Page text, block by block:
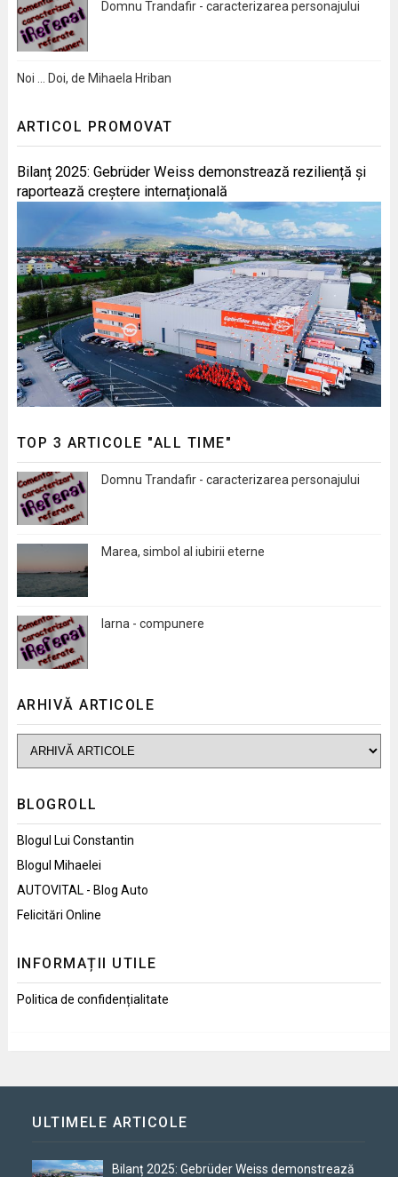
Domnu Trandafir - caracterizarea personajului
Noi … Doi, de Mihaela Hriban
ARTICOL PROMOVAT
Bilanț 2025: Gebrüder Weiss demonstrează reziliență și
raportează creștere internațională
TOP 3 ARTICOLE "ALL TIME"
Domnu Trandafir - caracterizarea personajului
Marea, simbol al iubirii eterne
Iarna - compunere
ARHIVĂ ARTICOLE
BLOGROLL
Blogul Lui Constantin
Blogul Mihaelei
AUTOVITAL - Blog Auto
Felicitări Online
INFORMAȚII UTILE
Politica de confidențialitate
ULTIMELE ARTICOLE
Bilanț 2025: Gebrüder Weiss demonstrează